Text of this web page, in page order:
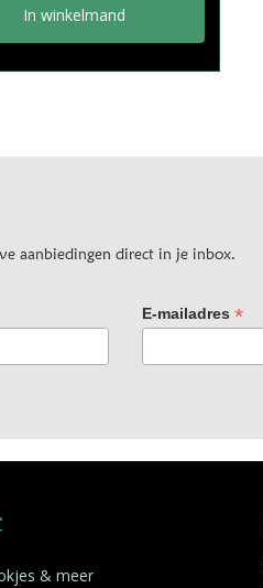
In winkelmand
aanbiedingen direct in je inbox.
E-mailadres *
& meer